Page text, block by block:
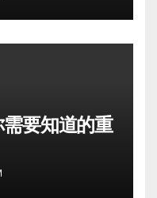
要知道的重